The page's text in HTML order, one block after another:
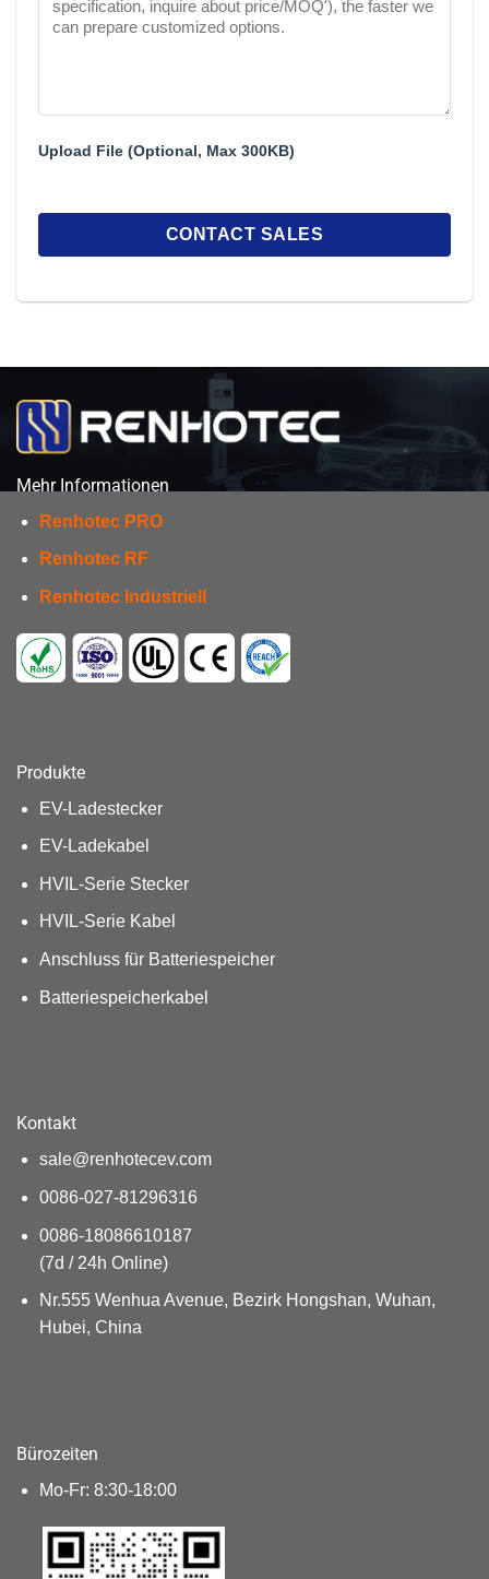
Upload File (Optional, Max 300KB)
Mehr Informationen
Renhotec PRO
Renhotec RF
Renhotec Industriell
Produkte
EV-Ladestecker
EV-Ladekabel
HVIL-Serie Stecker
HVIL-Serie Kabel
Anschluss für Batteriespeicher
Batteriespeicherkabel
Kontakt
sale@renhotecev.com
0086-027-81296316
0086-18086610187
(7d / 24h Online)
Nr.555 Wenhua Avenue, Bezirk Hongshan, Wuhan,
Hubei, China
Bürozeiten
Mo-Fr: 8:30-18:00